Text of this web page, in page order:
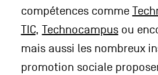
compétences comme
TIC, Technocampusou
mais aussi les nombreux
promotion sociale